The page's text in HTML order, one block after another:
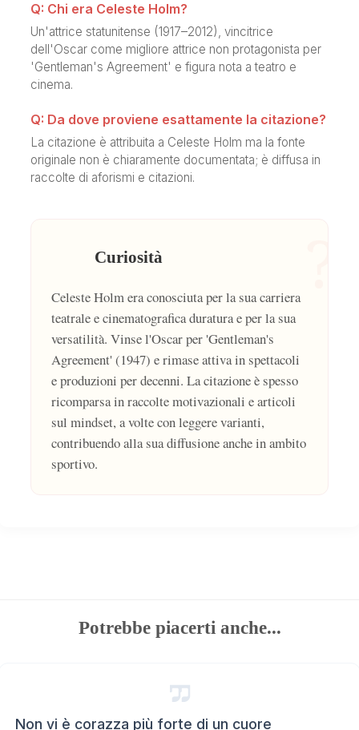
Q: Chi era Celeste Holm?
Un'attrice statunitense (1917–2012), vincitrice
dell'Oscar come migliore attrice non protagonista per
'Gentleman's Agreement' e figura nota a teatro e
cinema.
Q: Da dove proviene esattamente la citazione?
La citazione è attribuita a Celeste Holm ma la fonte
originale non è chiaramente documentata; è diffusa in
raccolte di aforismi e citazioni.
Curiosità
Celeste Holm era conosciuta per la sua carriera
teatrale e cinematografica duratura e per la sua
versatilità. Vinse l'Oscar per 'Gentleman's
Agreement' (1947) e rimase attiva in spettacoli
e produzioni per decenni. La citazione è spesso
ricomparsa in raccolte motivazionali e articoli
sul mindset, a volte con leggere varianti,
contribuendo alla sua diffusione anche in ambito
sportivo.
Potrebbe piacerti anche...
Non vi è corazza più forte di un cuore